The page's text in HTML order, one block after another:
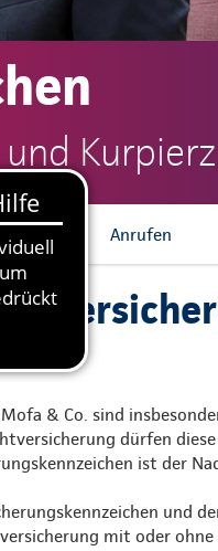
Kurpierz
Anrufen
& Co. sind
dürfen
ist der
und
mit oder